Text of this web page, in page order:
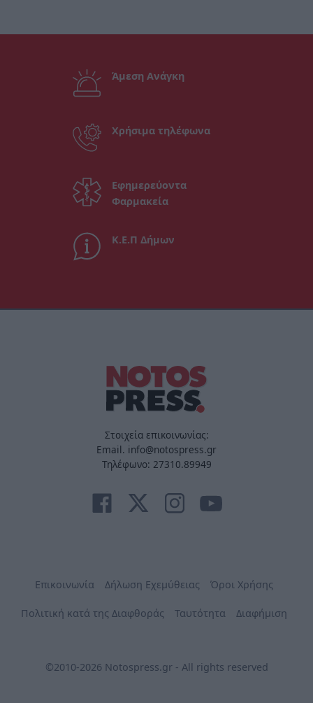
Άμεση Ανάγκη
Χρήσιμα τηλέφωνα
Εφημερεύοντα
Φαρμακεία
Κ.Ε.Π Δήμων
Στοιχεία επικοινωνίας:
Email. info@notospress.gr
Τηλέφωνο: 27310.89949
Επικοινωνία Δήλωση Εχεμύθειας Όροι Χρήσης
Πολιτική κατά της Διαφθοράς Ταυτότητα Διαφήμιση
©2010-2026 Notospress.gr - All rights reserved